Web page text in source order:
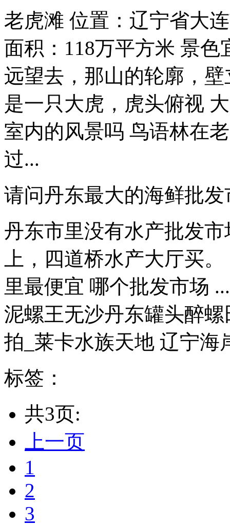
老虎滩 位置：辽宁省大
面积：118万平方米 景
远望去，那山的轮廓，
是一只大虎，虎头俯视
室内的风景吗 鸟语林在
过...
请问丹东最大的海鲜批
丹东市里没有水产批发
上，四道桥水产大厅买
里最便宜 哪个批发市场
泥螺王无沙丹东罐头醉
拍_莱卡水族天地 辽宁海
标签：
共3页:
上一页
1
2
3